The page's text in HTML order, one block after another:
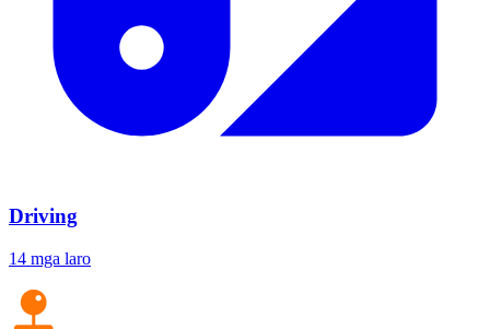
Driving
14 mga laro